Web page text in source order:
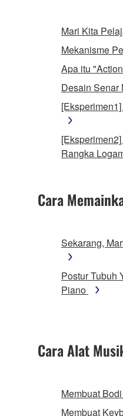
Mari Kita
Mekanisme
Apa itu
Desain Senar
Rangka
Cara
Sekarang,
Postur Tubuh
Piano
Cara Alat
Membuat Bodi
Membuat